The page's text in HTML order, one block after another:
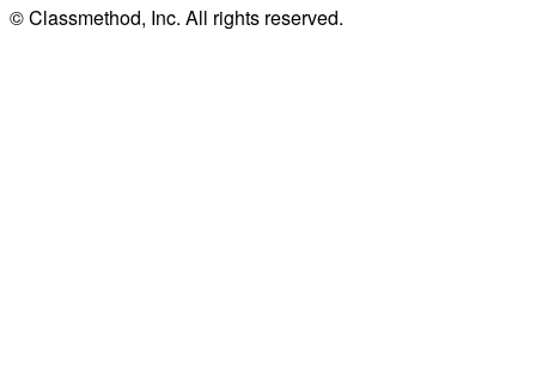
© Classmethod, Inc. All rights reserved.